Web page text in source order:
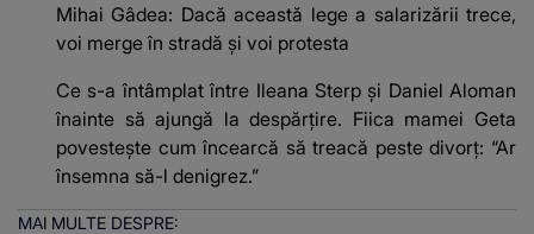
Mihai Gâdea: Dacă această lege a salarizării trece,
voi merge în stradă și voi protesta
Ce s-a întâmplat între Ileana Sterp și Daniel Aloman
înainte să ajungă la despărțire. Fiica mamei Geta
povestește cum încearcă să treacă peste divorț: “Ar
însemna să-l denigrez.”
MAI MULTE DESPRE: